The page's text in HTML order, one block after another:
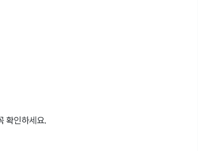
확인하세요.